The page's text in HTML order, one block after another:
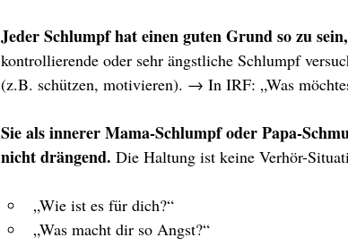
Jeder Schlumpf hat einen guten Grund so zu
kontrollierende oder sehr ängstliche Schlumpf
(z.B. schützen, motivieren). → In IRF: „Was
Sie als innerer Mama-Schlumpf oder Papa-
nicht drängend. Die Haltung ist keine Verhör-
„Wie ist es für dich?“
„Was macht dir so Angst?“